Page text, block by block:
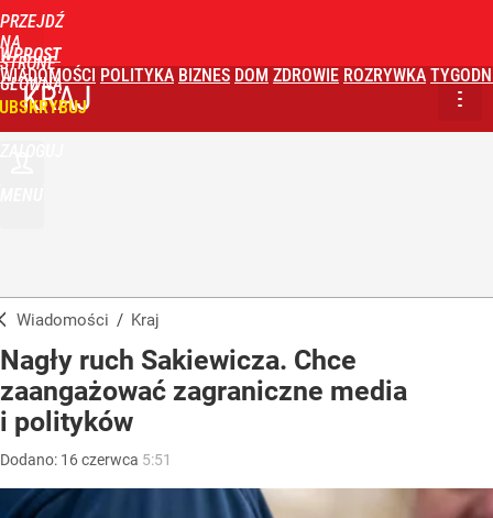
PRZEJDŹ
NA
STRONĘ
GŁÓWNĄ
WPROST
WIADOMOŚCI POLITYKA BIZNES DOM ZDROWIE ROZRYWKA
KRAJ
Wiadomości / Kraj
Nagły ruch Sakiewicza. Chce
zaangażować zagraniczne media
i polityków
Dodano: 16czerwca 5:51